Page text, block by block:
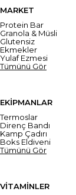
MARKET
Protein Bar
Granola & Müsli
Glutensiz
Ekmekler
Yulaf Ezmesi
Tümünü Gör
EKİPMANLAR
Termoslar
Direnç Bandı
Kamp Çadırı
Boks Eldiveni
Tümünü Gör
VİTAMİNLER